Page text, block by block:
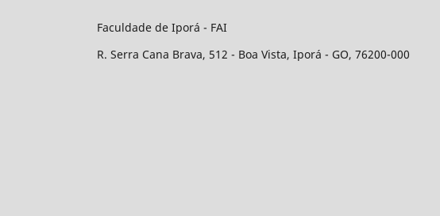
Faculdade de Iporá - FAI
R. Serra Cana Brava, 512 - Boa Vista, Iporá - GO, 76200-000